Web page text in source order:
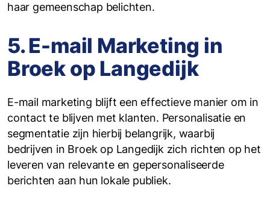
haar gemeenschap belichten.
5. E-mail Marketing in
Broek op Langedijk
E-mail marketing blijft een effectieve manier om in
contact te blijven met klanten. Personalisatie en
segmentatie zijn hierbij belangrijk, waarbij
bedrijven in Broek op Langedijk zich richten op het
leveren van relevante en gepersonaliseerde
berichten aan hun lokale publiek.